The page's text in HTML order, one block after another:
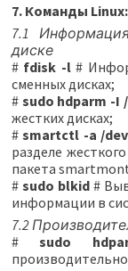
7. Команды
7.1
диске
#fdisk -l#
сменных дисках;
# sudo hdparm -I
жестких дисках;
#smartctl -a /
разделе
пакета
# sudo blkid#
информации в
7.2
#sudo